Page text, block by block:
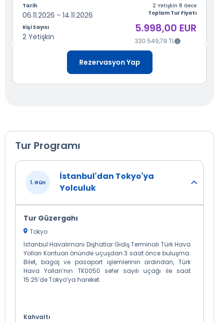
Tarih
06.11.2026 - 14.11.2026
Kişi Sayısı
2 Yetişkin
2 Yetişkin 8 Gece
Toplam Tur Fiyatı
5.998,00 EUR
330.549,79 TL
Rezervasyon Yap
Tur Programı
1. Gün
İstanbul'dan Tokyo'ya
Yolculuk
Tur Güzergahı
Tokyo
İstanbul Havalimanı Dışhatlar Gidiş Terminali Türk Hava
Yolları Kontuarı önünde uçuşdan 3 saat önce buluşma.
Bilet, bagaj ve pasaport işlemlerinin ardından, Türk
Hava Yolları’nın TK0050 sefer sayılı uçağı ile saat
15:25’de Tokyo’ya hareket.
Kahvaltı